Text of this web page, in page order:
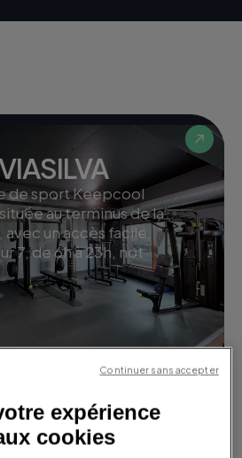
de sport Keepcool
au terminus de la
un accès facile.
7, de 6h à 23h, not
expérience
cookies
Continuer sans accepter